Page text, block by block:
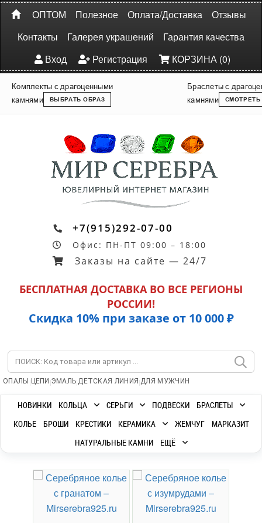
ОПТОМ Полезное Оплата/Доставка
Отзывы
Контакты
Галерея украшений
Гарантия качества
Вход
Регистрация КОРЗИНА (0)
Комплекты с драгоценными
камнями
ВЫБРАТЬ ОБРАЗ
Браслеты с
камнями
СМОТРЕТЬ
+7(915)292-07-00
Офис: ПН-ПТ 09:00 – 18:00
Заказы на сайте — 24/7
БЕСПЛАТНАЯ ДОСТАВКА ВО ВСЕ РЕГИОНЫ
РОССИИ!
Скидка 10% при заказе от 10 000 ₽
ОПАЛЫ | ЦЕПИ |ЭМАЛЬ|ДЕТСКАЯ ЛИНИЯ |ДЛЯ МУЖЧИН
НОВИНКИ КОЛЬЦА СЕРЬГИ ПОДВЕСКИ
БРАСЛЕТЫ
КОЛЬЕ
БРОШИ КРЕСТИКИ КЕРАМИКА ЖЕМЧУГ
МАРКАЗИТ
НАТУРАЛЬНЫЕ КАМНИ
ЕЩЁ